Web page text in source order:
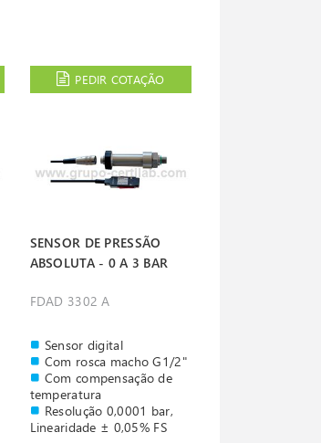
PEDIR COTAÇÃO
SENSOR DE PRESSÃO
ABSOLUTA - 0 A 3 BAR
FDAD 3302 A
Sensor digital
Com rosca macho G1/2"
Com compensação de
temperatura
Resolução 0,0001 bar,
Linearidade ± 0,05% FS